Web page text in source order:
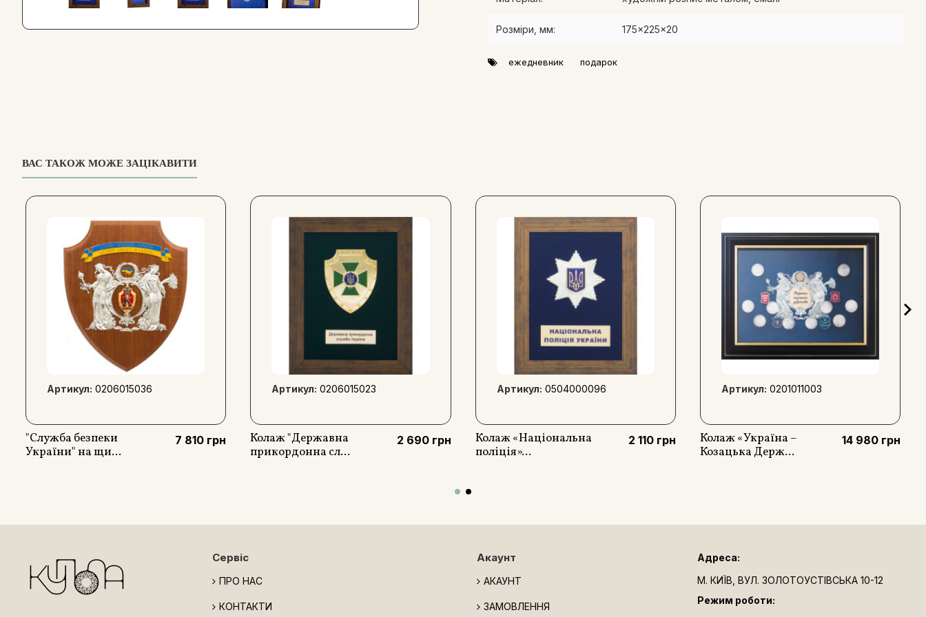
права та патріотів, які цінують високі стандарти права і порядку. Придбайте його для
особистої колекції або як подарунок, що надихає на справедливість і мудрість у
Розміри, мм: 175x225x20
ежедневник подарок
ВАС ТАКОЖ МОЖЕ ЗАЦІКАВИТИ
Артикул: 0206015036
"Служба безпеки
України" на щи...
7 810 грн
Артикул: 0206015023
Колаж "Державна
прикордонна сл...
2 690 грн
Артикул: 0504000096
Колаж «Національна
поліція»...
2 110 грн
Артикул: 0201011003
Колаж «Україна –
Козацька Держ...
14 980 грн
Сервіс
ПРО НАС
КОНТАКТИ
Акаунт
АКАУНТ
ЗАМОВЛЕННЯ
Адреса:
М. КИЇВ, ВУЛ. ЗОЛОТОУСТІВСЬКА 10-12
Режим роботи: